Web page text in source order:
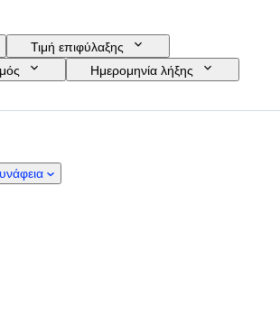
Τιμή επιφύλαξης
Ημερομηνία λήξης
Στυλ
Εποχή
λειτουργεί